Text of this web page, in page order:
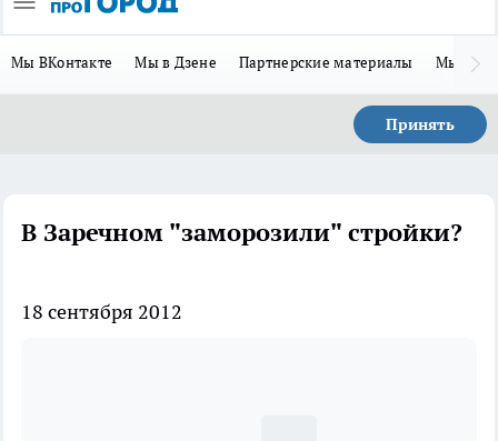
Мы ВКонтакте Мы в Дзене Партнерские материалы Мы в
Принять
В Заречном "заморозили" стройки?
18 сентября 2012